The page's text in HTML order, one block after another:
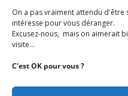
On a pas vraiment attendu d'être
intéresse pour vous déranger.
Excusez-nous, mais on aimerait
visite...
C'est OK pour vous ?
Karaté Mont Saint